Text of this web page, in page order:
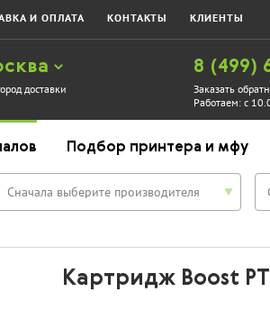
И ОПЛАТА КОНТАКТЫ КЛИЕНТЫ
доставки
8 (499)
Заказать
Работаем: с
Подбор принтера и мфу
Сначала выберите производителя
Картридж Boost